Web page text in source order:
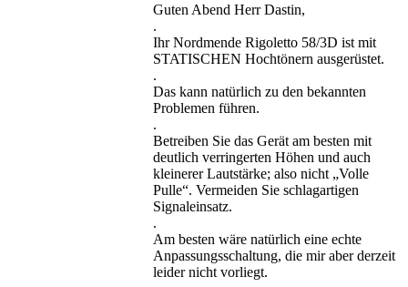
Guten Abend Herr Dastin,
.
Ihr Nordmende Rigoletto 58/3D ist mit
STATISCHEN Hochtönern ausgerüstet.
.
Das kann natürlich zu den bekannten
Problemen führen.
.
Betreiben Sie das Gerät am besten mit
deutlich verringerten Höhen und auch
kleinerer Lautstärke; also nicht „Volle
Pulle“. Vermeiden Sie schlagartigen
Signaleinsatz.
.
Am besten wäre natürlich eine echte
Anpassungsschaltung, die mir aber derzeit
leider nicht vorliegt.